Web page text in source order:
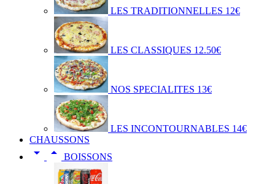
LES TRADITIONNELLES 12€
LES CLASSIQUES 12.50€
NOS SPECIALITES 13€
LES INCONTOURNABLES 14€
CHAUSSONS
  BOISSONS